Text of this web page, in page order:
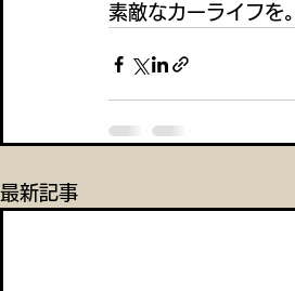
素敵なカーライフを。
最新記事